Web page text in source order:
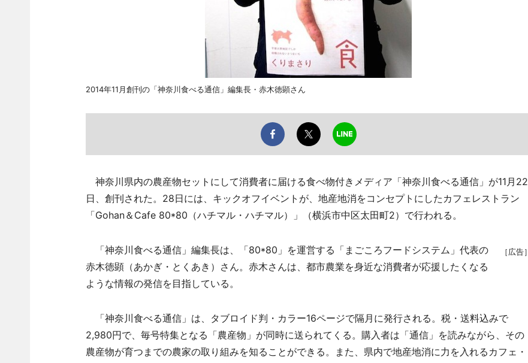
2014年11月創刊の「神奈川食べる通信」編集長・赤木徳顕さん
神奈川県内の農産物セットにして消費者に届ける食べ物付きメディア「神奈川食べる通信」が11月22
日、創刊された。28日には、キックオフイベントが、地産地消をコンセプトにしたカフェレストラン
「Gohan＆Cafe 80*80（ハチマル・ハチマル）」（横浜市中区太田町2）で行われる。
［広告］
「神奈川食べる通信」編集長は、「80*80」を運営する「まごころフードシステム」代表の
赤木徳顕（あかぎ・とくあき）さん。赤木さんは、都市農業を身近な消費者が応援したくなる
ような情報の発信を目指している。
「神奈川食べる通信」は、タブロイド判・カラー16ページで隔月に発行される。税・送料込みで
2,980円で、毎号特集となる「農産物」が同時に送られてくる。購入者は「通信」を読みながら、その
農産物が育つまでの農家の取り組みを知ることができる。また、県内で地産地消に力を入れるカフェ・